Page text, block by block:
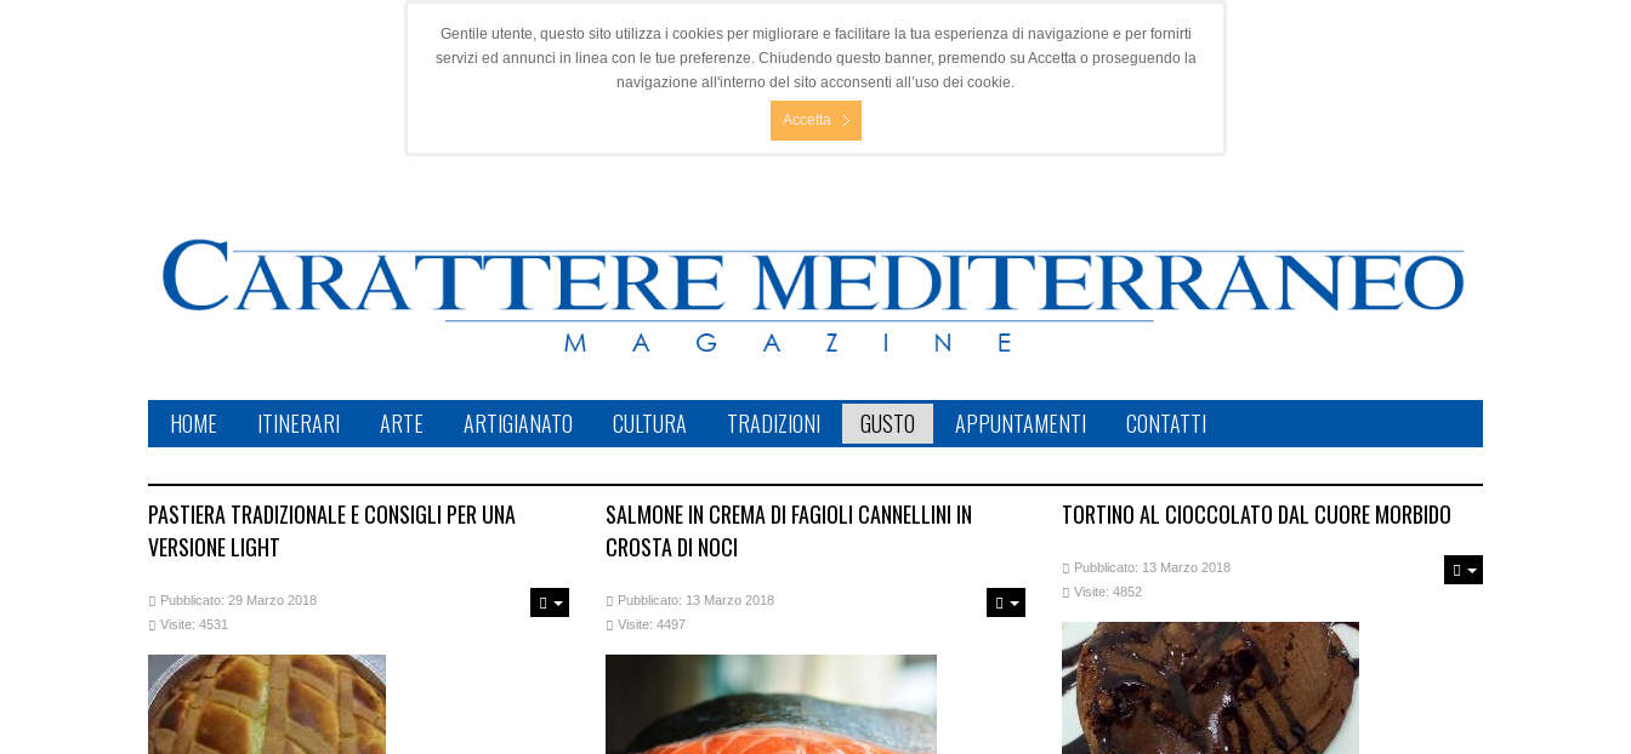
Gentile utente, questo sito utilizza i cookies per migliorare e facilitare la tua esperienza di navigazione e per fornirti
servizi ed annunci in linea con le tue preferenze. Chiudendo questo banner, premendo su Accetta o proseguendo la
navigazione all'interno del sito acconsenti all’uso dei cookie.
Accetta
HOME ITINERARI ARTE ARTIGIANATO CULTURA TRADIZIONI GUSTO APPUNTAMENTI CONTATTI
PASTIERA TRADIZIONALE E CONSIGLI PER UNA
VERSIONE LIGHT
Pubblicato: 29 Marzo 2018
Visite: 4531
SALMONE IN CREMA DI FAGIOLI CANNELLINI IN
CROSTA DI NOCI
Pubblicato: 13 Marzo 2018
Visite: 4497
TORTINO AL CIOCCOLATO DAL CUORE MORBIDO
Pubblicato: 13 Marzo 2018
Visite: 4852